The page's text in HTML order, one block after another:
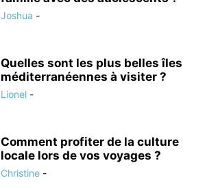
Joshua -
Quelles sont les plus belles îles
méditerranéennes à visiter ?
Lionel -
Comment profiter de la culture
locale lors de vos voyages ?
Christine -